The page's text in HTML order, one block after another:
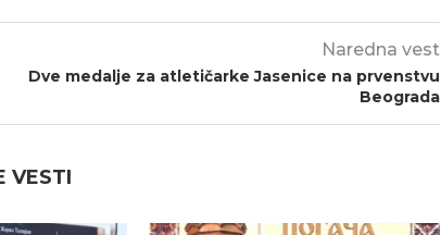
Naredna vest
Dve medalje za atletičarke Jasenice na prvenstvu
Beograda
VESTI